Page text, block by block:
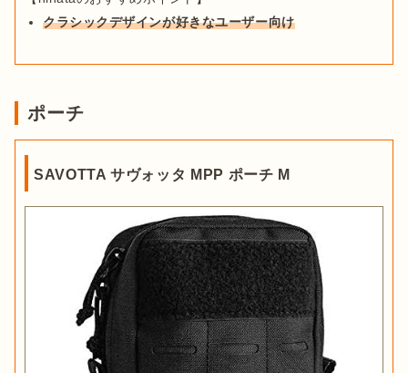
クラシックデザインが好きなユーザー向け
ポーチ
SAVOTTA サヴォッタ MPP ポーチ M